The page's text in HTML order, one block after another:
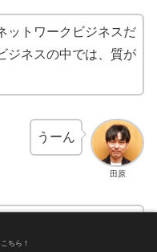
ットワークビジネスだ
ジネスの中では、質が
田原
うーん
ビジネスですが、もう
ちら！